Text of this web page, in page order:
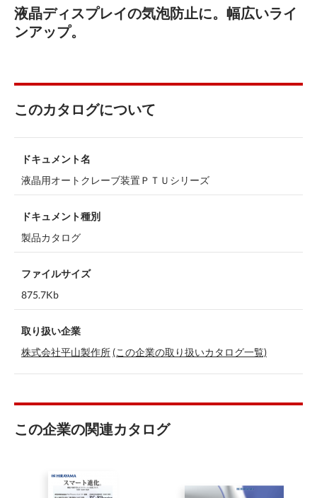
液晶ディスプレイの気泡防止に。幅広いライ
ンアップ。
このカタログについて
ドキュメント名
液晶用オートクレーブ装置ＰＴＵシリーズ
ドキュメント種別
製品カタログ
ファイルサイズ
875.7Kb
取り扱い企業
株式会社平山製作所 (この企業の取り扱いカタログ一覧)
この企業の関連カタログ